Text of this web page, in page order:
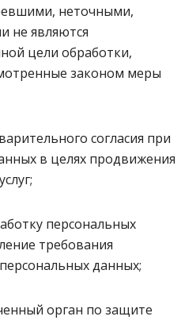
неточными,
не являются
цели обработки,
законом меры
согласия при
в целях продвижения
персональных
требования
данных;
орган по защите